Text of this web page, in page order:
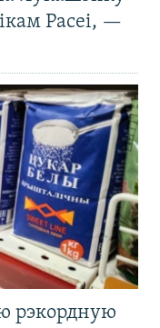
Расеі, —
рэкордную